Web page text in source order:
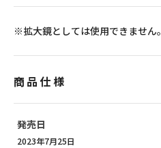
※拡大鏡としては使用できません。
商品仕様
発売日
2023年7月25日